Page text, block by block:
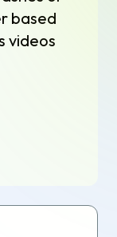
based
videos